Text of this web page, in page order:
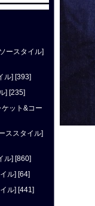
ースタイル]
ル] [393]
] [235]
ット&コー
ススタイル]
ル] [860]
ル] [64]
ル] [441]